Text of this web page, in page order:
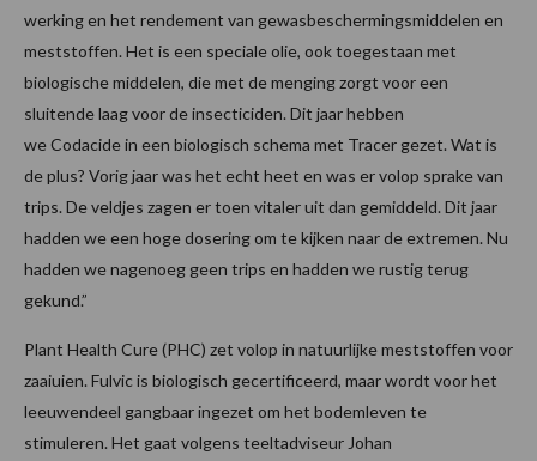
werking en het rendement van gewasbeschermingsmiddelen en
meststoffen. Het is een speciale olie, ook toegestaan met
biologische middelen, die met de menging zorgt voor een
sluitende laag voor de insecticiden. Dit jaar hebben
we Codacide in een biologisch schema met Tracer gezet. Wat is
de plus? Vorig jaar was het echt heet en was er volop sprake van
trips. De veldjes zagen er toen vitaler uit dan gemiddeld. Dit jaar
hadden we een hoge dosering om te kijken naar de extremen. Nu
hadden we nagenoeg geen trips en hadden we rustig terug
gekund.”
Plant Health Cure (PHC) zet volop in natuurlijke meststoffen voor
zaaiuien. Fulvic is biologisch gecertificeerd, maar wordt voor het
leeuwendeel gangbaar ingezet om het bodemleven te
stimuleren. Het gaat volgens teeltadviseur Johan